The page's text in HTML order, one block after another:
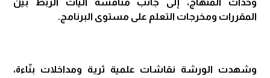
وحدات المنهاج، إلى جانب مناقشة آليات الربط بين
المقررات ومخرجات التعلم على مستوى البرنامج.
وشهدت الورشة نقاشات علمية ثرية ومداخلات بنّاءة،